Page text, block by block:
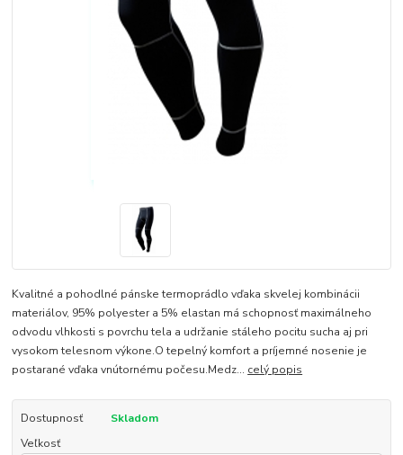
Kvalitné a pohodlné pánske termoprádlo vďaka skvelej kombinácii
materiálov, 95% polyester a 5% elastan má schopnosť maximálneho
odvodu vlhkosti s povrchu tela a udržanie stáleho pocitu sucha aj pri
vysokom telesnom výkone.O tepelný komfort a príjemné nosenie je
postarané vďaka vnútornému počesu.Medz... celý popis
Dostupnosť
Skladom
Veľkosť